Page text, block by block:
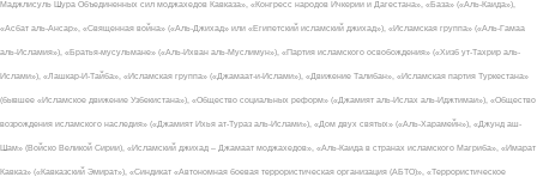
Маджлисуль Шура Объединенных сил моджахедов Кавказа», «Конгресс народов Ичкерии и Дагестана», «База» («Аль-Каида»),
«Асбат аль-Ансар», «Священная война» («Аль-Джихад» или «Египетский исламский джихад»), «Исламская группа» («Аль-Гамаа
аль-Исламия»), «Братья-мусульмане» («Аль-Ихван аль-Муслимун»), «Партия исламского освобождения» («Хизб ут-Тахрир аль-
Ислами»), «Лашкар-И-Тайба», «Исламская группа» («Джамаат-и-Ислами»), «Движение Талибан», «Исламская партия Туркестана»
(бывшее «Исламское движение Узбекистана»), «Общество социальных реформ» («Джамият аль-Ислах аль-Иджтимаи»), «Общество
возрождения исламского наследия» («Джамият Ихья ат-Тураз аль-Ислами»), «Дом двух святых» («Аль-Харамейн»), «Джунд аш-
Шам» (Войско Великой Сирии), «Исламский джихад – Джамаат моджахедов», «Аль-Каида в странах исламского Магриба», «Имарат
Кавказ» («Кавказский Эмират»), «Синдикат «Автономная боевая террористическая организация (АБТО)», «Террористическое